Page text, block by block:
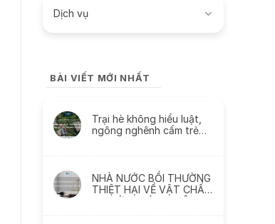
Dịch vụ
BÀI VIẾT MỚI NHẤT
Trại hè không hiểu luật,
ngông nghênh cấm trẻ
NHÀ NƯỚC BỒI THƯỜNG
THIỆT HẠI VỀ VẬT CHẤT
DO SỨC KHỎE BỊ XÂM